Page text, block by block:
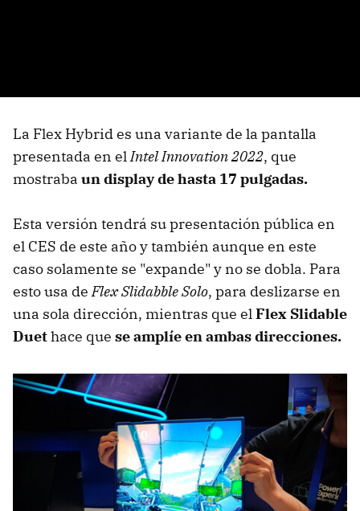
La Flex Hybrid es una variante de la pantalla
presentada en elIntel Innovation 2022, que
mostraba un display de hasta 17 pulgadas.
Esta versión tendrá su presentación pública en
el CES de este año y también aunque en este
caso solamente se "expande" y no se dobla. Para
esto usa deFlex Slidabble Solo, para deslizarse en
una sola dirección, mientras que elFlex Slidable
Duethace que se amplíe en ambas direcciones.